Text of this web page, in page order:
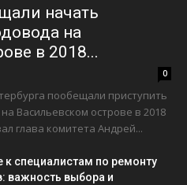
начать
на
в 2018...
0
пообещали приступить
Васильевском острове в 2018
глава комитета Андрей...
к специалистам по ремонту
важность выбора и